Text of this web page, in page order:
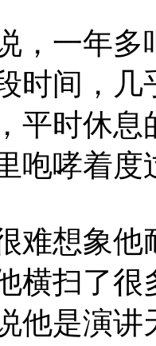
一年多
时间，
平时休
咆哮着度
想象他
横扫了很
他是演讲